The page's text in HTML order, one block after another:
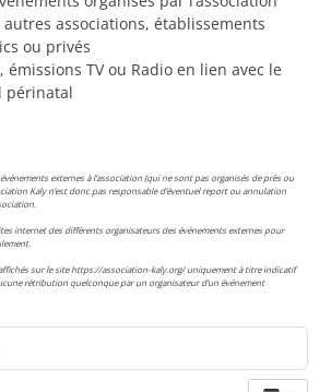
autres associations, établissements
ou privés
émissions TV ou Radio en lien avec le
périnatal
externes à l’association (qui ne sont pas organisés de près ou
Kaly n’est donc pas responsable d’éventuel report ou annulation
internet des différents organisateurs des événements externes pour
sur le site https://association-kaly.org/ uniquement à titre indicatif
rétribution quelconque par un organisateur d’un événement